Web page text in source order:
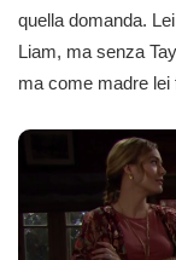
quella domanda.
Liam, ma senza
ma come madre lei